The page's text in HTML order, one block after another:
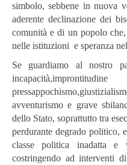
simbolo, sebbene in nuova
aderente declinazione dei
comunità e di un popolo
nelle istituzioni e speranza
Se guardiamo al nostro
avventurismo e grave
dello Stato, soprattutto tra
perdurante degrado politico,
classe politica inadatta e
costringendo ad interventi